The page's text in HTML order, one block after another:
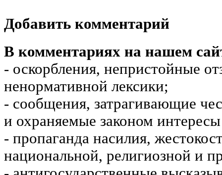
Добавить комментарий
В комментариях на нашем
- оскорбления, непристойные
ненормативной лексики;
- сообщения, затрагивающие
и охраняемые законом
- пропаганда насилия,
национальной, религиозной и